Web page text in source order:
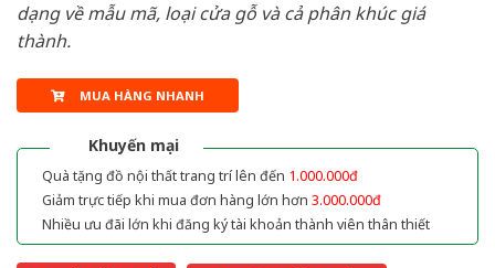
dạng về mẫu mã, loại cửa gỗ và cả phân khúc giá
thành.
MUA HÀNG NHANH
Khuyến mại
Quà tặng đồ nội thất trang trí lên đến 1.000.000đ
Giảm trực tiếp khi mua đơn hàng lớn hơn 3.000.000đ
Nhiều ưu đãi lớn khi đăng ký tài khoản thành viên thân thiết